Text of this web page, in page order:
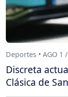
Deportes • AGO 1
Discreta
Clásica de